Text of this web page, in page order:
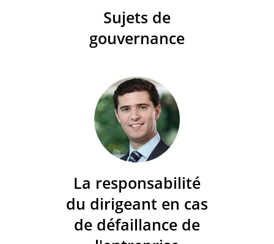
Sujets de
gouvernance
La responsabilité
du dirigeant en cas
de défaillance de